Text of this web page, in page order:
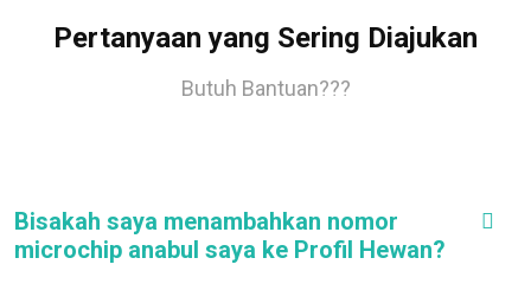
Pertanyaan yang Sering Diajukan
Butuh Bantuan???
Bisakah saya menambahkan nomor
microchip anabul saya ke Profil Hewan?